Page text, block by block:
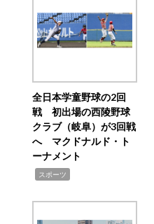
全日本学童野球の2回
戦 初出場の西陵野球
クラブ（岐阜）が3回戦
へ マクドナルド・ト
ーナメント
スポーツ